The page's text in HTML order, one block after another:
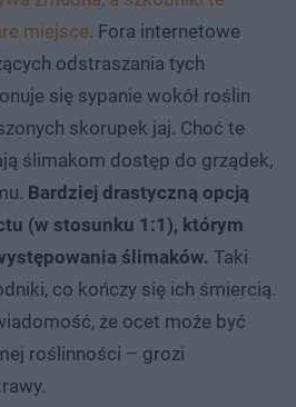
miejsce. Fora internetowe
odstraszania tych
się sypanie wokół roślin
skorupek jaj. Choć te
ślimakom dostęp do grządek,
Bardziej drastyczną opcją
(w stosunku 1:1), którym
ślimaków. Taki
co kończy się ich śmiercią.
że ocet może być
roślinności – grozi